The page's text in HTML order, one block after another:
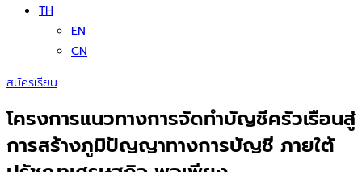
TH
EN
CN
สมัครเรียน
โครงการแนวทางการจัดทำบัญชีครัวเรือนสู่
การสร้างภูมิปัญญาทางการบัญชี ภายใต้